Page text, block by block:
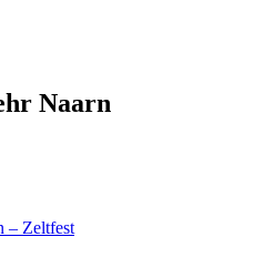
Naarn
– Zeltfest